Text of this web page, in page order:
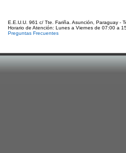
E.E.U.U. 961 c/ Tte. Fariña. Asunción, Paraguay -
Horario de Atención: Lunes a Viernes de 07:00 a
Preguntas Frecuentes